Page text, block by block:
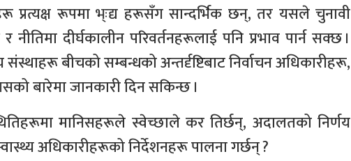
प्रत्यक्ष रूपमा भ्ःद्य हरूसँग सान्दर्भिक छन्, तर यसले चुनावी
नीतिमा दीर्घकालीन परिवर्तनहरूलाई पनि प्रभाव पार्न सक्छ ।
संस्थाहरू बीचको सम्बन्धको अन्तर्दृष्टिबाट निर्वाचन अधिकारीहरू,
बारेमा जानकारी दिन सकिन्छ ।
मानिसहरूले स्वेच्छाले कर तिर्छन्, अदालतको निर्णय
अधिकारीहरूको निर्देशनहरू पालना गर्छन् ?